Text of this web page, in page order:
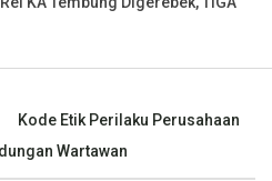
Kode Etik Perilaku Perusahaan
Wartawan